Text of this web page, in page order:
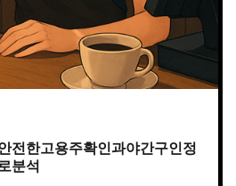
전한고용주확인과야간구인정
분석